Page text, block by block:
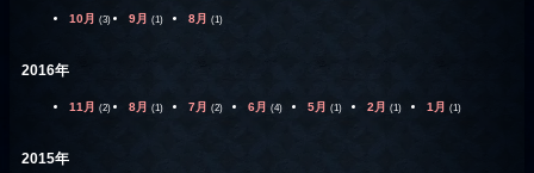
10月 (3) 9月 (1) 8月 (1)
2016年
11月 (2) 8月 (1) 7月 (2) 6月 (4) 5月 (1) 2月 (1) 1月 (1)
2015年